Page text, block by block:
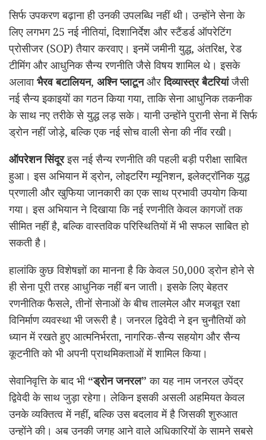
सिर्फ उपकरण बढ़ाना ही उनकी उपलब्धि नहीं थी। उन्होंने सेना के
लिए लगभग 25 नई नीतियां, दिशानिर्देश और स्टैंडर्ड ऑपरेटिंग
प्रोसीजर (SOP) तैयार करवाए। इनमें जमीनी युद्ध, अंतरिक्ष, रेड
टीमिंग और आधुनिक सैन्य रणनीति जैसे विषय शामिल थे। इसके
अलावाभैरव बटालियन, अश्नि प्लाटूनऔरदिव्यास्त्र बैटरियांजैसी
नई सैन्य इकाइयों का गठन किया गया, ताकि सेना आधुनिक तकनीक
के साथ नए तरीके से युद्ध लड़ सके। यानी उन्होंने पुरानी सेना में सिर्फ
ड्रोन नहीं जोड़े, बल्कि एक नई सोच वाली सेना की नींव रखी।
ऑपरेशन सिंदूरइस नई सैन्य रणनीति की पहली बड़ी परीक्षा साबित
हुआ। इस अभियान में ड्रोन, लोइटरिंग म्यूनिशन, इलेक्ट्रॉनिक युद्ध
प्रणाली और खुफिया जानकारी का एक साथ प्रभावी उपयोग किया
गया। इस अभियान ने दिखाया कि नई रणनीति केवल कागजों तक
सीमित नहीं है, बल्कि वास्तविक परिस्थितियों में भी सफल साबित हो
सकती है।
हालांकि कुछ विशेषज्ञों का मानना है कि केवल 50,000 ड्रोन होने से
ही सेना पूरी तरह आधुनिक नहीं बन जाती। इसके लिए बेहतर
रणनीतिक फैसले, तीनों सेनाओं के बीच तालमेल और मजबूत रक्षा
विनिर्माण व्यवस्था भी जरूरी है। जनरल द्विवेदी ने इन चुनौतियों को
ध्यान में रखते हुए आत्मनिर्भरता, नागरिक-सैन्य सहयोग और सैन्य
कूटनीति को भी अपनी प्राथमिकताओं में शामिल किया।
सेवानिवृत्ति के बाद भी “ड्रोन जनरल” का यह नाम जनरल उपेंद्र
द्विवेदी के साथ जुड़ा रहेगा। लेकिन इसकी असली अहमियत केवल
उनके व्यक्तित्व में नहीं, बल्कि उस बदलाव में है जिसकी शुरुआत
उन्होंने की। अब उनकी जगह आने वाले अधिकारियों के सामने सबसे